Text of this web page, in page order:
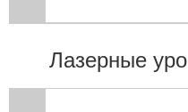
Лазерные